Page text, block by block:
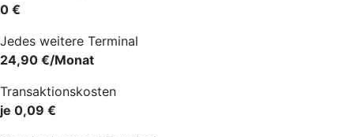
0 €
Jedes weitere Terminal
24,90 €/Monat
Transaktionskosten
je 0,09 €